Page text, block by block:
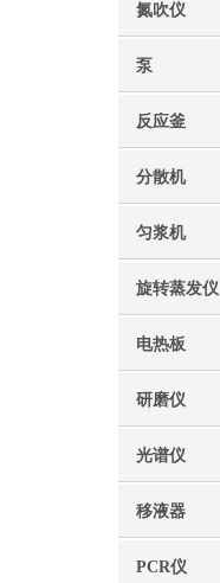
氮吹仪
泵
反应釜
分散机
匀浆机
旋转蒸发仪
电热板
研磨仪
光谱仪
移液器
PCR仪